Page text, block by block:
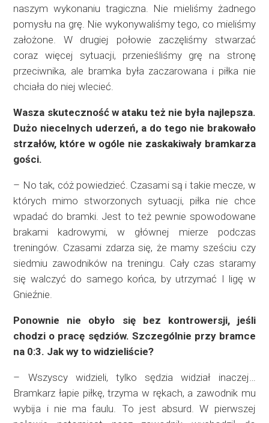
naszym wykonaniu tragiczna. Nie mieliśmy żadnego
pomysłu na grę. Nie wykonywaliśmy tego, co mieliśmy
założone. W drugiej połowie zaczęliśmy stwarzać
coraz więcej sytuacji, przenieśliśmy grę na stronę
przeciwnika, ale bramka była zaczarowana i piłka nie
chciała do niej wlecieć.
Wasza skuteczność w ataku też nie była najlepsza.
Dużo niecelnych uderzeń, a do tego nie brakowało
strzałów, które w ogóle nie zaskakiwały bramkarza
gości.
– No tak, cóż powiedzieć. Czasami są i takie mecze, w
których mimo stworzonych sytuacji, piłka nie chce
wpadać do bramki. Jest to też pewnie spowodowane
brakami kadrowymi, w głównej mierze podczas
treningów. Czasami zdarza się, że mamy sześciu czy
siedmiu zawodników na treningu. Cały czas staramy
się walczyć do samego końca, by utrzymać I ligę w
Gnieźnie.
Ponownie nie obyło się bez kontrowersji, jeśli
chodzi o pracę sędziów. Szczególnie przy bramce
na 0:3. Jak wy to widzieliście?
– Wszyscy widzieli, tylko sędzia widział inaczej…
Bramkarz łapie piłkę, trzyma w rękach, a zawodnik mu
wybija i nie ma faulu. To jest absurd. W pierwszej